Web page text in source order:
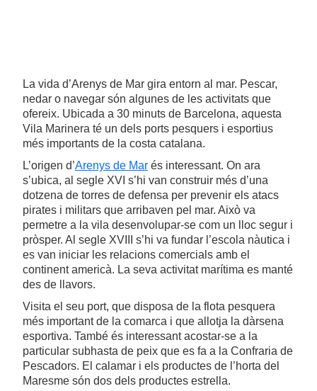
La vida d’Arenys de Mar gira entorn al mar. Pescar,
nedar o navegar són algunes de les activitats que
ofereix. Ubicada a 30 minuts de Barcelona, aquesta
Vila Marinera té un dels ports pesquers i esportius
més importants de la costa catalana.
L’origen d’Arenys de Mar és interessant. On ara
s’ubica, al segle XVI s’hi van construir més d’una
dotzena de torres de defensa per prevenir els atacs
pirates i militars que arribaven pel mar. Això va
permetre a la vila desenvolupar-se com un lloc segur i
pròsper. Al segle XVIII s’hi va fundar l’escola nàutica i
es van iniciar les relacions comercials amb el
continent americà. La seva activitat marítima es manté
des de llavors.
Visita el seu port, que disposa de la flota pesquera
més important de la comarca i que allotja la dàrsena
esportiva. També és interessant acostar-se a la
particular subhasta de peix que es fa a la Confraria de
Pescadors. El calamar i els productes de l’horta del
Maresme són dos dels productes estrella.